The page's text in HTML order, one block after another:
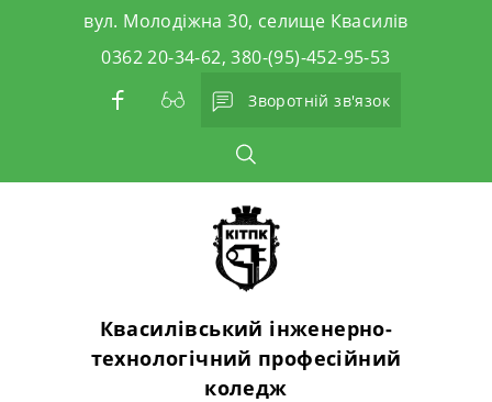
вул. Молодіжна 30, селище Квасилів
0362 20-34-62, 380-(95)-452-95-53
Зворотній зв'язок
Квасилівський інженерно-
технологічний професійний
коледж